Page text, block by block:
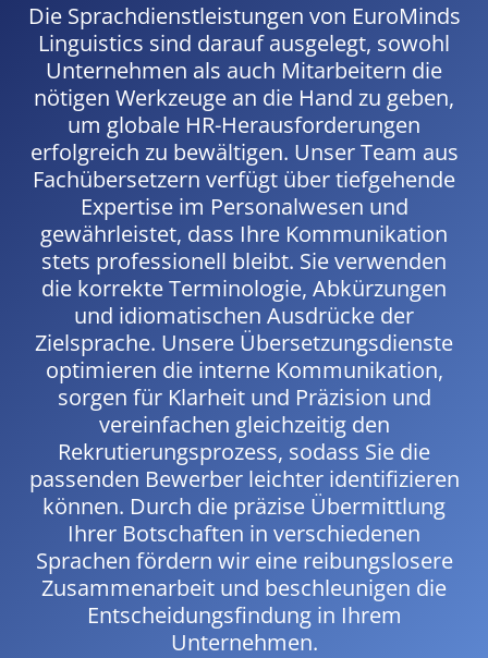
Die Sprachdienstleistungen von EuroMinds
Linguistics sind darauf ausgelegt, sowohl
Unternehmen als auch Mitarbeitern die
nötigen Werkzeuge an die Hand zu geben,
um globale HR-Herausforderungen
erfolgreich zu bewältigen. Unser Team aus
Fachübersetzern verfügt über tiefgehende
Expertise im Personalwesen und
gewährleistet, dass Ihre Kommunikation
stets professionell bleibt. Sie verwenden
die korrekte Terminologie, Abkürzungen
und idiomatischen Ausdrücke der
Zielsprache. Unsere Übersetzungsdienste
optimieren die interne Kommunikation,
sorgen für Klarheit und Präzision und
vereinfachen gleichzeitig den
Rekrutierungsprozess, sodass Sie die
passenden Bewerber leichter identifizieren
können. Durch die präzise Übermittlung
Ihrer Botschaften in verschiedenen
Sprachen fördern wir eine reibungslosere
Zusammenarbeit und beschleunigen die
Entscheidungsfindung in Ihrem
Unternehmen.